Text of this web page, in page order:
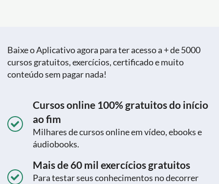
Baixe o Aplicativo agora para ter acesso a + de 5000
cursos gratuitos, exercícios, certificado e muito
conteúdo sem pagar nada!
Cursos online 100% gratuitos do início
ao fim
Milhares de cursos online em vídeo, ebooks e
áudiobooks.
Mais de 60 mil exercícios gratuitos
Para testar seus conhecimentos no decorrer